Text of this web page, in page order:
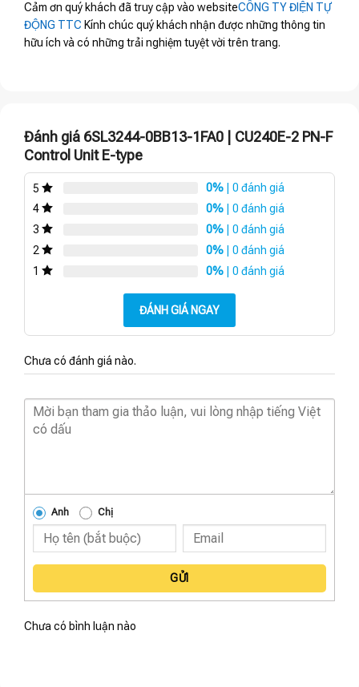
Cảm ơn quý khách đã truy cập vào websiteCÔNG TY ĐIỆN TỰ
ĐỘNG TTC Kính chúc quý khách nhận được những thông tin
hữu ích và có những trải nghiệm tuyệt vời trên trang.
Đánh giá 6SL3244-0BB13-1FA0 | CU240E-2 PN-F
Control Unit E-type
5 0% | 0 đánh giá
4
0% | 0 đánh giá
3
0% | 0 đánh giá
2
0% | 0 đánh giá
1
0% | 0 đánh giá
ĐÁNH GIÁ NGAY
Chưa có đánh giá nào.
Anh Chị
GỬI
Chưa có bình luận nào